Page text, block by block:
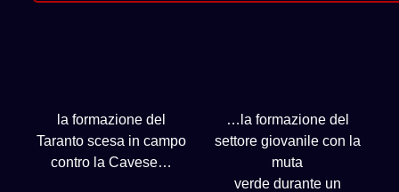
la formazione del
Taranto scesa in campo
contro la Cavese…
…la formazione del
settore giovanile con la
muta
verde durante un